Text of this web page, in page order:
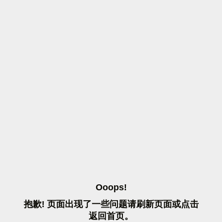
OOOPS!
抱歉! 页面出现了一些问题请刷 新页面或点击
返 回首页。